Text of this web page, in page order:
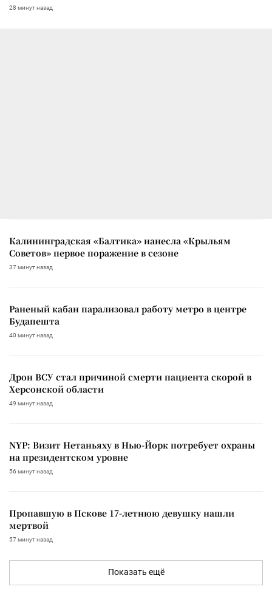
28 минут назад
Калининградская «Балтика» нанесла «Крыльям
Советов» первое поражение в сезоне
37 минут назад
Раненый кабан парализовал работу метро в центре
Будапешта
40 минут назад
Дрон ВСУ стал причиной смерти пациента скорой в
Херсонской области
49 минут назад
NYP: Визит Нетаньяху в Нью-Йорк потребует охраны
на президентском уровне
56 минут назад
Пропавшую в Пскове 17-летнюю девушку нашли
мертвой
57 минут назад
Показать ещё